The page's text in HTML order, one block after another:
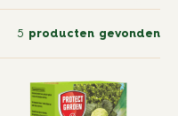
5 producten gevonden